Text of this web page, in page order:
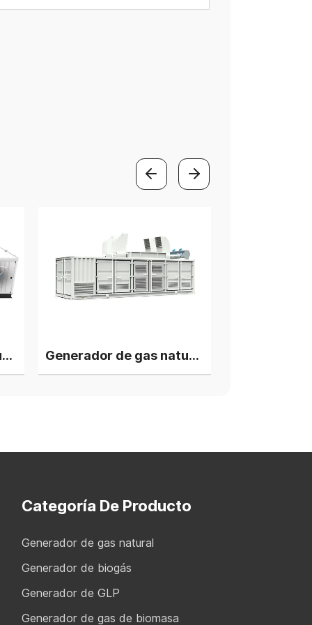
Generador de gas natural Cummins de 1000 kW, silencioso y resistente a la lluvia, grupo electrógeno contenedor de cogeneración.
Categoría De Producto
Generador de gas natural
Generador de biogás
Generador de GLP
Generador de gas de biomasa